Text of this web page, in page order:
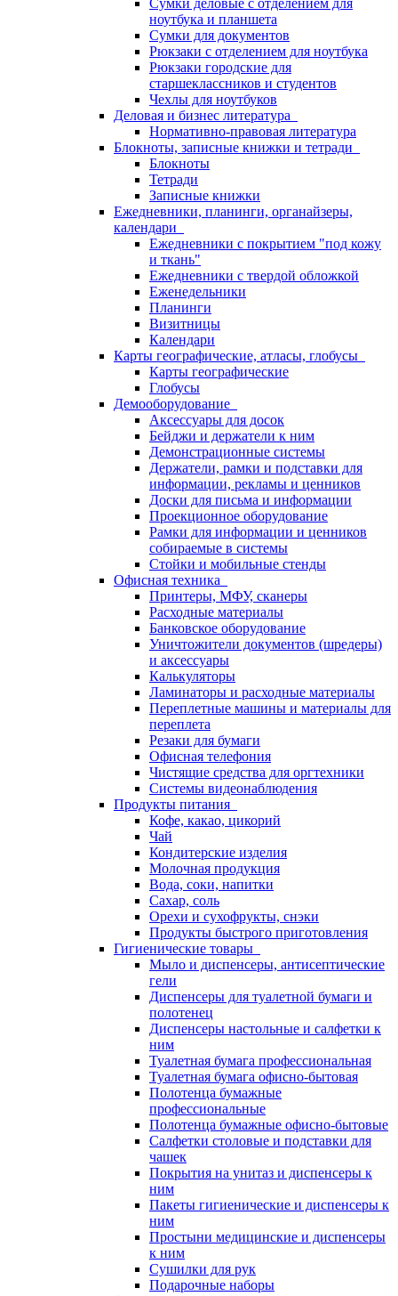
Сумки деловые с отделением для
ноутбука и планшета
Сумки для документов
Рюкзаки с отделением для ноутбука
Рюкзаки городские для
старшеклассников и студентов
Чехлы для ноутбуков
Деловая и бизнес литература
Нормативно-правовая литература
Блокноты, записные книжки и тетради
Блокноты
Тетради
Записные книжки
Ежедневники, планинги, органайзеры,
календари
Ежедневники с покрытием "под кожу
и ткань"
Ежедневники с твердой обложкой
Еженедельники
Планинги
Визитницы
Календари
Карты географические, атласы, глобусы
Карты географические
Глобусы
Демооборудование
Аксессуары для досок
Бейджи и держатели к ним
Демонстрационные системы
Держатели, рамки и подставки для
информации, рекламы и ценников
Доски для письма и информации
Проекционное оборудование
Рамки для информации и ценников
собираемые в системы
Стойки и мобильные стенды
Офисная техника
Принтеры, МФУ, сканеры
Расходные материалы
Банковское оборудование
Уничтожители документов (шредеры)
и аксессуары
Калькуляторы
Ламинаторы и расходные материалы
Переплетные машины и материалы для
переплета
Резаки для бумаги
Офисная телефония
Чистящие средства для оргтехники
Системы видеонаблюдения
Продукты питания
Кофе, какао, цикорий
Чай
Кондитерские изделия
Молочная продукция
Вода, соки, напитки
Сахар, соль
Орехи и сухофрукты, снэки
Продукты быстрого приготовления
Гигиенические товары
Мыло и диспенсеры, антисептические
гели
Диспенсеры для туалетной бумаги и
полотенец
Диспенсеры настольные и салфетки к
ним
Туалетная бумага профессиональная
Туалетная бумага офисно-бытовая
Полотенца бумажные
профессиональные
Полотенца бумажные офисно-бытовые
Салфетки столовые и подставки для
чашек
Покрытия на унитаз и диспенсеры к
ним
Пакеты гигиенические и диспенсеры к
ним
Простыни медицинские и диспенсеры
к ним
Сушилки для рук
Подарочные наборы